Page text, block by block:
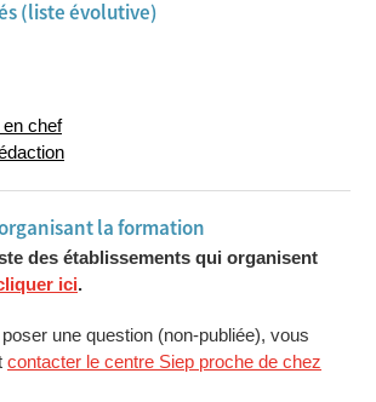
(liste évolutive)
en chef
la formation
des établissements qui organisent
ici.
une question (non-publiée), vous
contacter le centre Siep proche de chez